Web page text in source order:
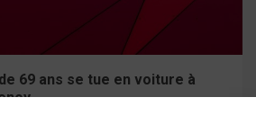
69 ans se tue en voiture à